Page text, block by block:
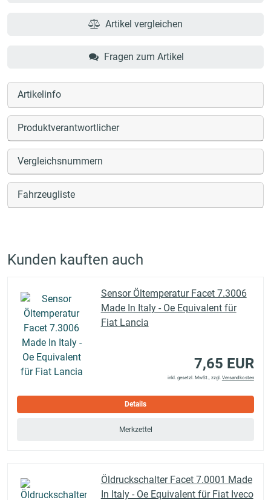
Artikel vergleichen
Fragen zum Artikel
Artikelinfo
Produktverantwortlicher
Vergleichsnummern
Fahrzeugliste
Kunden kauften auch
Sensor Öltemperatur Facet 7.3006
Made In Italy - Oe Equivalent für
Fiat Lancia
7,65 EUR
inkl. gesetzl. MwSt., zzgl. Versandkosten
Details
Merkzettel
Öldruckschalter Facet 7.0001 Made
In Italy - Oe Equivalent für Fiat Iveco